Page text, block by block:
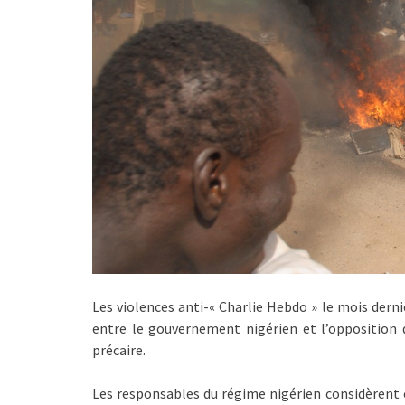
Les violences anti-« Charlie Hebdo » le mois
entre le gouvernement nigérien et l’opposition
précaire.
Les responsables du régime nigérien